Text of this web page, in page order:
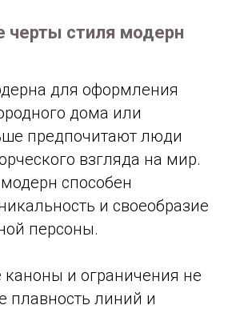
черты стиля модерн
для оформления
дома или
предпочитают люди
взгляда на мир.
способен
и своеобразие
персоны.
и ограничения не
плавность линий и